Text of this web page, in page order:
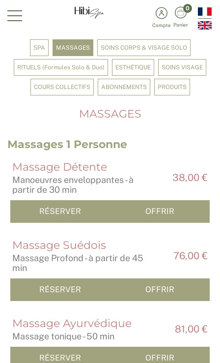
Compte
0
Panier
SPA MASSAGES SOINS CORPS & VISAGE SOLO
RITUELS (Formules Solo & Duo) ESTHÉTIQUE SOINS VISAGE
COURS COLLECTIFS ABONNEMENTS PRODUITS
MASSAGES
Massages 1 Personne
Massage Détente
Manoeuvres enveloppantes - à
partir de 30 min
38,00 €
RÉSERVER OFFRIR
Massage Suédois
Massage Profond - à partir de 45
min
76,00 €
RÉSERVER OFFRIR
Massage Ayurvédique
Massage tonique - 50 min
81,00 €
RÉSERVER OFFRIR